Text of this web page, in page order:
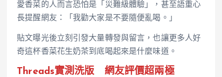
愛香菜的人而言恐怕是「災難級體驗」，甚至語重心
長提醒網友：「我勸大家是不要隨便亂喝。」
貼文曝光後立刻引發大量轉發與留言，也讓更多人好
奇這杯香菜花生奶茶到底喝起來是什麼味道。
Threads實測洗版 網友評價超兩極